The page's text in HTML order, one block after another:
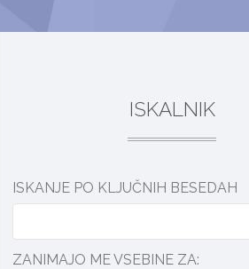
ISKALNIK
ISKANJE PO KLJUČNIH BESEDAH
ZANIMAJO ME VSEBINE ZA: